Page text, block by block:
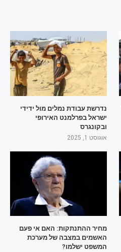
נדרשת עבודת נמלים מול ידידי
ישראל בפרלמנט האירופי
ובקונגרס
אוגוסט 1, 2025
מחיר ההתנתקות: האם אי פעם
האשמים במצבה של מערכת
המשפט ישלמו?